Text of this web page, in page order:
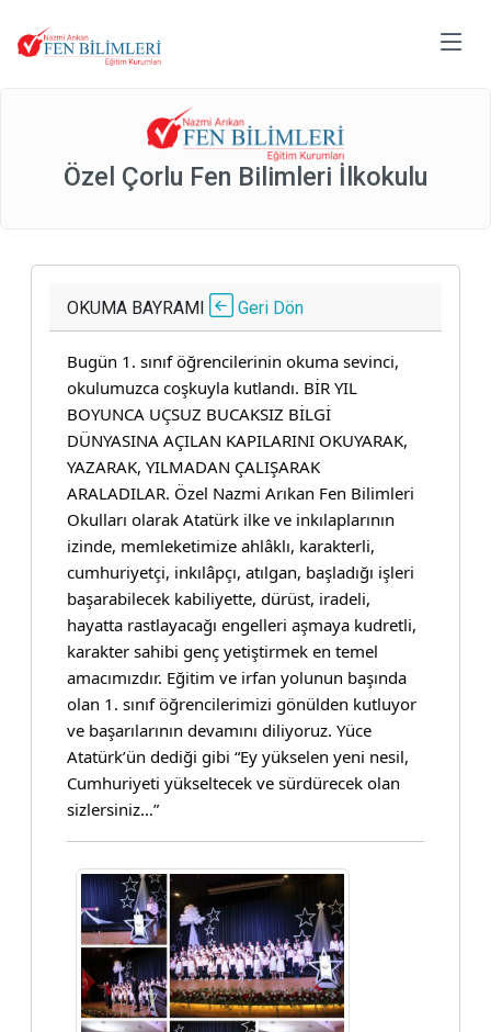
Özel Çorlu Fen Bilimleri İlkokulu
OKUMA BAYRAMI Geri Dön
Bugün 1. sınıf öğrencilerinin okuma sevinci,
okulumuzca coşkuyla kutlandı. BİR YIL
BOYUNCA UÇSUZ BUCAKSIZ BİLGİ
DÜNYASINA AÇILAN KAPILARINI OKUYARAK,
YAZARAK, YILMADAN ÇALIŞARAK
ARALADILAR. Özel Nazmi Arıkan Fen Bilimleri
Okulları olarak Atatürk ilke ve inkılaplarının
izinde, memleketimize ahlâklı, karakterli,
cumhuriyetçi, inkılâpçı, atılgan, başladığı işleri
başarabilecek kabiliyette, dürüst, iradeli,
hayatta rastlayacağı engelleri aşmaya kudretli,
karakter sahibi genç yetiştirmek en temel
amacımızdır. Eğitim ve irfan yolunun başında
olan 1. sınıf öğrencilerimizi gönülden kutluyor
ve başarılarının devamını diliyoruz. Yüce
Atatürk’ün dediği gibi “Ey yükselen yeni nesil,
Cumhuriyeti yükseltecek ve sürdürecek olan
sizlersiniz…”